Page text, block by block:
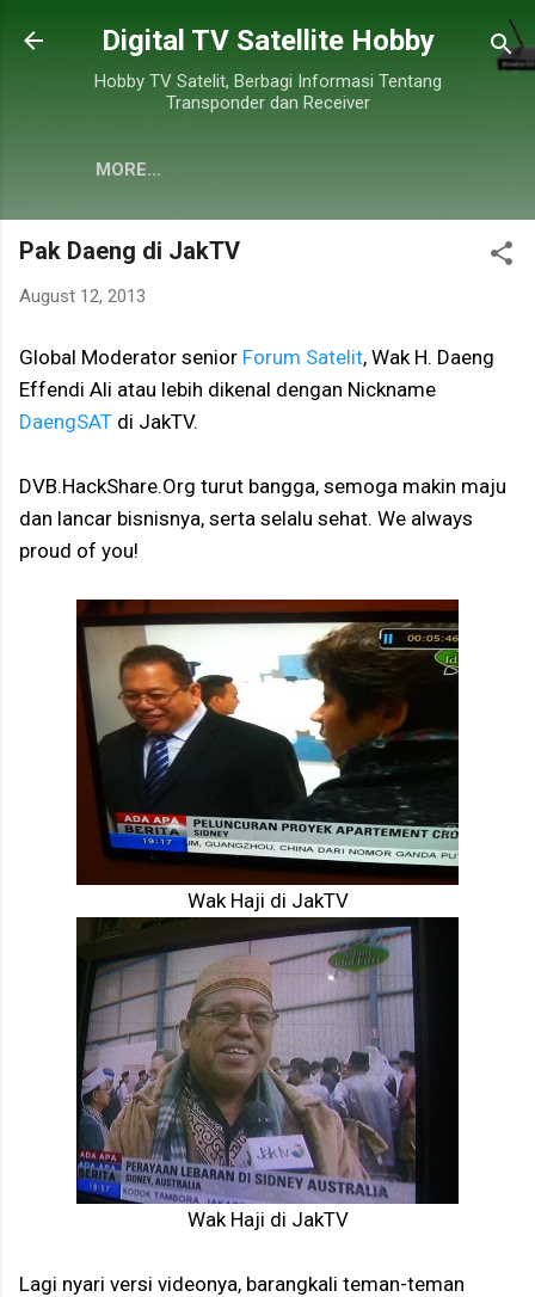
Skip to main content
Digital TV Satellite Hobby
Hobby TV Satelit, Berbagi Informasi Tentang
Transponder dan Receiver
MORE…
Pak Daeng di JakTV
August 12, 2013
Global Moderator senior Forum Satelit, Wak H. Daeng
Effendi Ali atau lebih dikenal dengan Nickname
DaengSAT di JakTV.
DVB.HackShare.Org turut bangga, semoga makin maju
dan lancar bisnisnya, serta selalu sehat. We always
proud of you!
Wak Haji di JakTV
Wak Haji di JakTV
Lagi nyari versi videonya, barangkali teman-teman